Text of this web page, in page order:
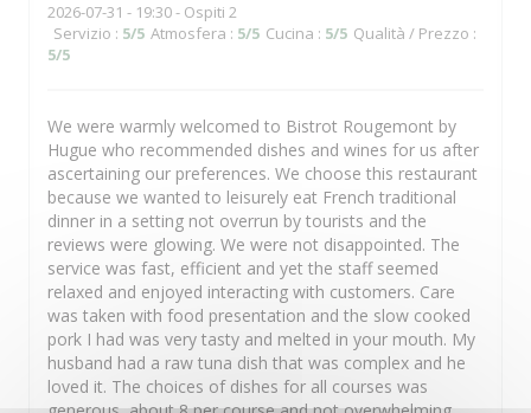
2026-07-31 - 19:30 - Ospiti 2
Servizio : 5/5 Atmosfera : 5/5 Cucina : 5/5 Qualità / Prezzo :
5/5
We were warmly welcomed to Bistrot Rougemont by
Hugue who recommended dishes and wines for us after
ascertaining our preferences. We choose this restaurant
because we wanted to leisurely eat French traditional
dinner in a setting not overrun by tourists and the
reviews were glowing. We were not disappointed. The
service was fast, efficient and yet the staff seemed
relaxed and enjoyed interacting with customers. Care
was taken with food presentation and the slow cooked
pork I had was very tasty and melted in your mouth. My
husband had a raw tuna dish that was complex and he
loved it. The choices of dishes for all courses was